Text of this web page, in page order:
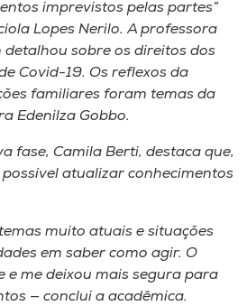
imprevistos pelas partes”
Lopes Nerilo. A professora
detalhou sobre os direitos dos
Covid-19. Os reflexos da
familiares foram temas da
Edenilza Gobbo.
fase, Camila Berti, destaca que,
atualizar conhecimentos
muito atuais e situações
em saber como agir. O
e me deixou mais segura para
— conclui a acadêmica.